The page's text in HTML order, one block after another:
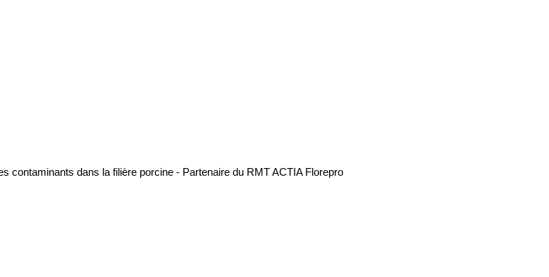
contaminants dans la filière porcine - Partenaire du RMT ACTIA Florepro